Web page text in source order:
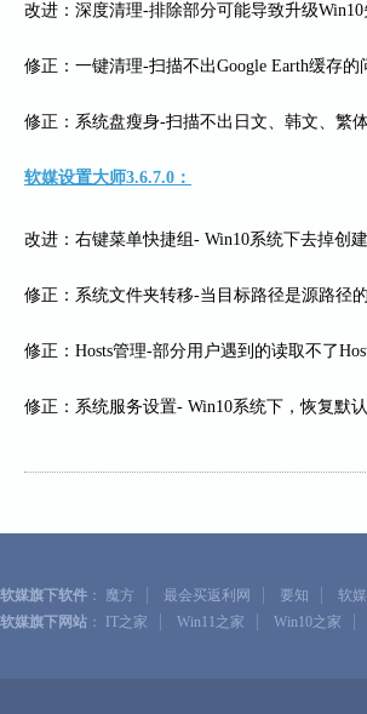
改进：深度清理-排除部分可能导致升级
修正：一键清理-扫描不出Google Earth缓存的
修正：系统盘瘦身-扫描不出日文、韩文、繁
软媒设置大师3.6.7.0：
改进：右键菜单快捷组- Win10系统下去掉创
修正：系统文件夹转移-当目标路径是源路径
修正：Hosts管理-部分用户遇到的读取不了
修正：系统服务设置- Win10系统下，恢复默
软媒旗下软件 ： 魔方
| 最会买返利网 要知
|
软
软媒旗下网站 ： IT之家
| Win11之家
| Win10之家
|